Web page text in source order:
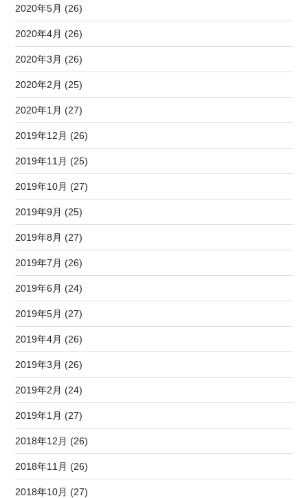
2020年5月 (26)
2020年4月 (26)
2020年3月 (26)
2020年2月 (25)
2020年1月 (27)
2019年12月 (26)
2019年11月 (25)
2019年10月 (27)
2019年9月 (25)
2019年8月 (27)
2019年7月 (26)
2019年6月 (24)
2019年5月 (27)
2019年4月 (26)
2019年3月 (26)
2019年2月 (24)
2019年1月 (27)
2018年12月 (26)
2018年11月 (26)
2018年10月 (27)